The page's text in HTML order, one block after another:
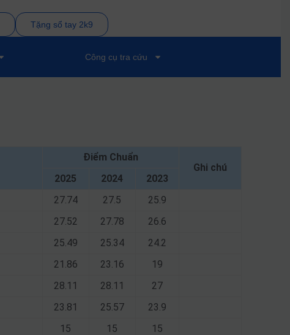
Tặng sổ tay 2k9
Công cụ tra cứu
Điểm Chuẩn
Ghi chú
2025
2024
2023
27.74 27.5
25.9
27.52 27.78
26.6
25.49 25.34
24.2
21.86 23.16
19
28.11 28.11
27
23.81 25.57
23.9
15 15
15